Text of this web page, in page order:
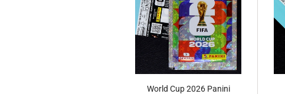
World Cup 2026 Panini